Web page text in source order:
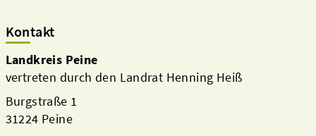
Kontakt
Landkreis Peine
vertreten durch den Landrat Henning Heiß
Burgstraße 1
31224 Peine